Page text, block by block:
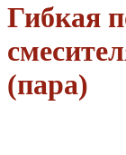
Гибкая
(пара)